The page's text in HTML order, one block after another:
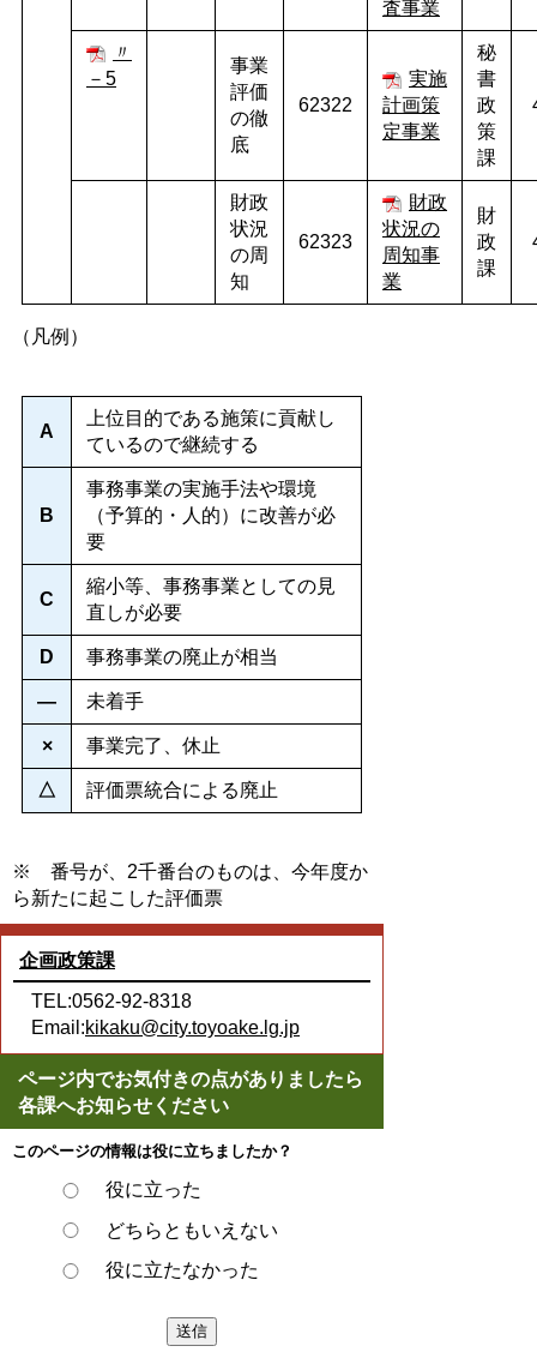
査事業
〃
－5
事業
評価
の徹
底
62322
実施
計画策
定事業
秘
書
政
策
課
財政
状況
の周
知
62323
財政
状況の
周知事
業
財
政
課
（凡例）
A
上位目的である施策に貢献し
ているので継続する
B
事務事業の実施手法や環境
（予算的・人的）に改善が必
要
C
縮小等、事務事業としての見
直しが必要
D 事務事業の廃止が相当
― 未着手
× 事業完了、休止
△ 評価票統合による廃止
※ 番号が、2千番台のものは、今年度か
ら新たに起こした評価票
企画政策課
TEL:0562-92-8318
Email:kikaku@city.toyoake.lg.jp
ページ内でお気付きの点がありましたら
各課へお知らせください
このページの情報は役に立ちましたか？
役に立った
どちらともいえない
役に立たなかった